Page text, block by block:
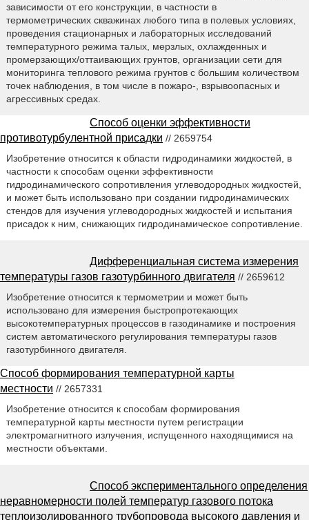
зависимости от его конструкции, в частности в
термометрических скважинах любого типа в полевых условиях,
проведения стационарных и лабораторных исследований
температурного режима талых, мерзлых, охлажденных и
промерзающих/оттаивающих грунтов, организации сети для
мониторинга теплового режима грунтов с большим количеством
точек наблюдения, в том числе в пожаро-, взрывоопасных и
агрессивных средах.
Способ оценки эффективности
противотурбулентной присадки // 2659754
Изобретение относится к области гидродинамики жидкостей, в
частности к способам оценки эффективности
гидродинамического сопротивления углеводородных жидкостей,
и может быть использовано при создании гидродинамических
стендов для изучения углеводородных жидкостей и испытания
присадок к ним, снижающих гидродинамическое сопротивление.
Дифференциальная система измерения
температуры газов газотурбинного двигателя // 2659612
Изобретение относится к термометрии и может быть
использовано для измерения быстропротекающих
высокотемпературных процессов в газодинамике и построения
систем автоматического регулирования температуры газов
газотурбинного двигателя.
Способ формирования температурной карты
местности // 2657331
Изобретение относится к способам формирования
температурной карты местности путем регистрации
электромагнитного излучения, испущенного находящимися на
местности объектами.
Способ экспериментального определения
неравномерности полей температур газового потока
теплоизолированного трубопровода высокого давления и